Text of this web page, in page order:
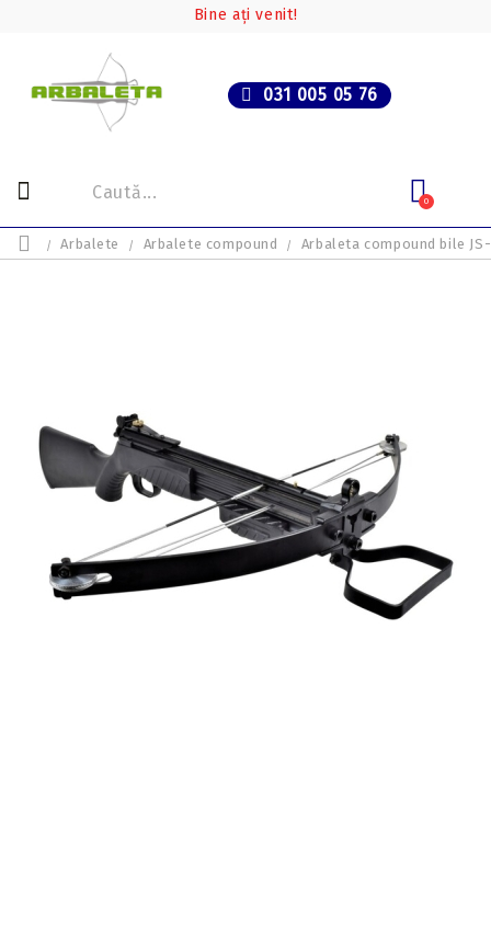
Bine ați venit!
031 005 05 76
0
Arbalete Arbalete compound Arbaleta compound bile JS-